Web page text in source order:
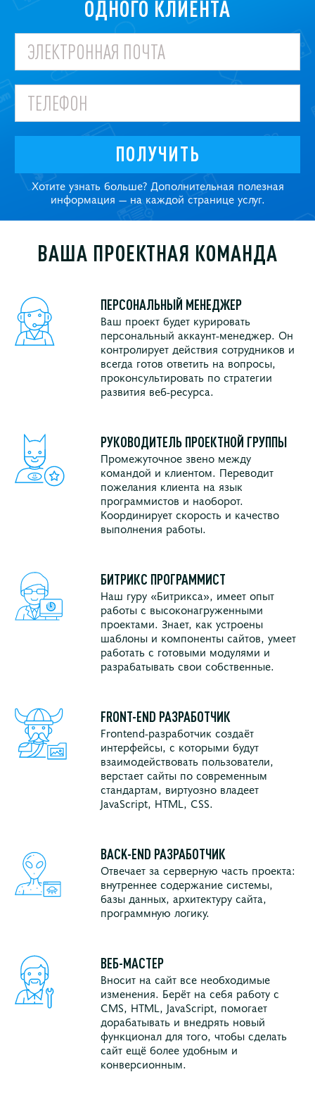
ОДНОГО КЛИЕНТА
ПОЛУЧИТЬ
Хотите узнать больше? Дополнительная полезная
информация — на каждой странице услуг.
ВАША ПРОЕКТНАЯ КОМАНДА
ПЕРСОНАЛЬНЫЙ МЕНЕДЖЕР
Ваш проект будет курировать
персональный аккаунт-менеджер. Он
контролирует действия сотрудников и
всегда готов ответить на вопросы,
проконсультировать по стратегии
развития веб-ресурса.
РУКОВОДИТЕЛЬ ПРОЕКТНОЙ ГРУППЫ
Промежуточное звено между
командой и клиентом. Переводит
пожелания клиента на язык
программистов и наоборот.
Координирует скорость и качество
выполнения работы.
БИТРИКС ПРОГРАММИСТ
Наш гуру «Битрикса», имеет опыт
работы с высоконагруженными
проектами. Знает, как устроены
шаблоны и компоненты сайтов, умеет
работать с готовыми модулями и
разрабатывать свои собственные.
FRONT-END РАЗРАБОТЧИК
Frontend-разработчик создаёт
интерфейсы, с которыми будут
взаимодействовать пользователи,
верстает сайты по современным
стандартам, виртуозно владеет
JavaScript, HTML, CSS.
BACK-END РАЗРАБОТЧИК
Отвечает за серверную часть проекта:
внутреннее содержание системы,
базы данных, архитектуру сайта,
программную логику.
ВЕБ-МАСТЕР
Вносит на сайт все необходимые
изменения. Берёт на себя работу с
CMS, HTML, JavaScript, помогает
дорабатывать и внедрять новый
функционал для того, чтобы сделать
сайт ещё более удобным и
конверсионным.